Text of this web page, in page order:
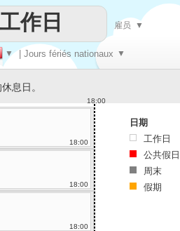
一天
▼ | Jours fériés nationaux ▼
工作日 雇员 ▼
息日。
18:00
18:00
18:00
18:00
日期
工作日
公共假日
周末
假期